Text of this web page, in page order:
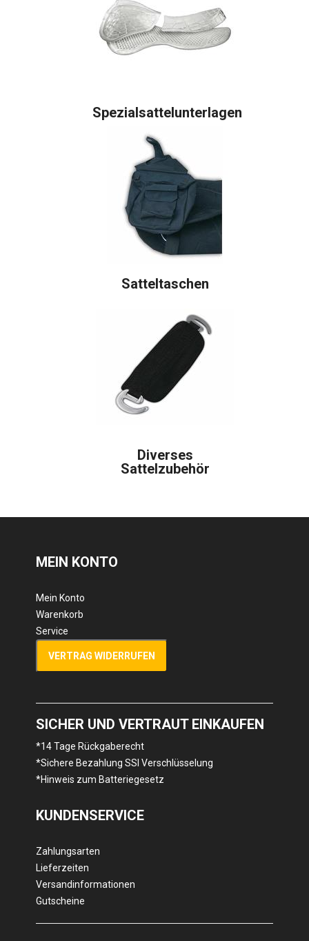
Spezialsattelunterlagen
Satteltaschen
Diverses
Sattelzubehör
MEIN KONTO
Mein Konto
Warenkorb
Service
VERTRAG WIDERRUFEN
SICHER UND VERTRAUT EINKAUFEN
*14 Tage Rückgaberecht
*Sichere Bezahlung SSl Verschlüsselung
*Hinweis zum Batteriegesetz
KUNDENSERVICE
Zahlungsarten
Lieferzeiten
Versandinformationen
Gutscheine